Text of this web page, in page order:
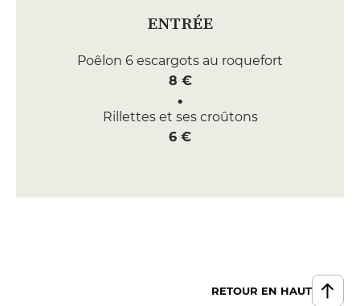
ENTRÉE
Poêlon 6 escargots au roquefort
8 €
Rillettes et ses croûtons
6 €
RETOUR EN HAUT